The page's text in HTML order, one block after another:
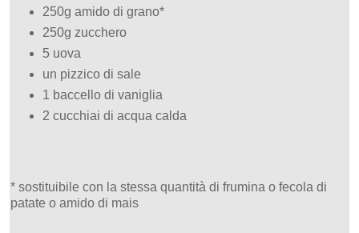
250g amido di grano*
250g zucchero
5 uova
un pizzico di sale
1 baccello di vaniglia
2 cucchiai di acqua calda
* sostituibile con la stessa quantità di frumina o fecola di
patate o amido di mais